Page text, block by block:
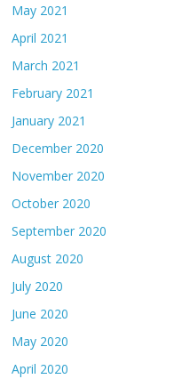
May 2021
April 2021
March 2021
February 2021
January 2021
December 2020
November 2020
October 2020
September 2020
August 2020
July 2020
June 2020
May 2020
April 2020